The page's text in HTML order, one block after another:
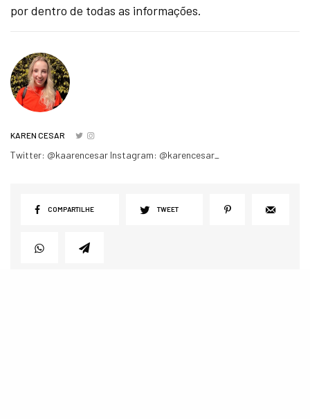
por dentro de todas as informações.
KAREN CESAR
Twitter: @kaarencesar Instagram: @karencesar_
COMPARTILHE TWEET